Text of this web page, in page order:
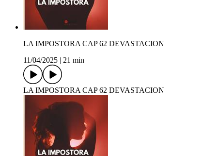
LA IMPOSTORA CAP 62 DEVASTACION
11/04/2025
21 min
LA IMPOSTORA CAP 62 DEVASTACION